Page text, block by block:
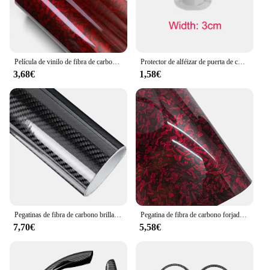
Película de vinilo de fibra de carbono autoadhesiva, envoltura de vinilo de ajuste automático, brillante, Negro, Rojo, película de carrocería de coche, pegatinas de motocicleta, accesorios de coche
3,68€
Protector de alféizar de puerta de coche antiarañazos, pegatina Nano de fibra de carbono, tira protectora de pasta DIY, película de cinta de protección de espejo lateral automático
1,58€
Pegatinas de fibra de carbono brillante para coche, película de envoltura de vinilo para motocicleta, accesorios decorativos para coche, 2D, 3D, 4D, 5D, 6D
7,70€
Pegatina de fibra de carbono forjado para coche, vinilo adhesivo para capó, 50cm x 300cm, alto brillo, negro, dorado, plateado, Rojo
5,58€